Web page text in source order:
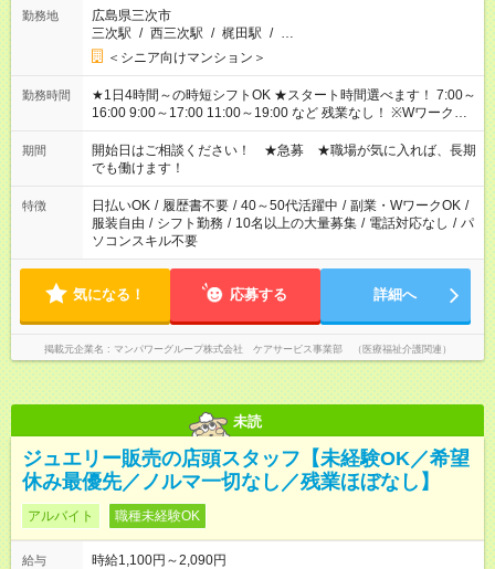
勤務地
広島県三次市
三次駅 / 西三次駅 / 梶田駅 / …
＜シニア向けマンション＞
勤務時間
★1日4時間～の時短シフトOK ★スタート時間選べます！ 7:00～
16:00 9:00～17:00 11:00～19:00 など 残業なし！ ※Wワークの
場合、他のお仕事と合わせ週40時間超の就業はご案内できませ
ん ※法令に基づき、週20時間以上勤務は社会保険への加入対象
となります ※労働者派遣法（日雇い派遣の原則禁止）により、
短時間・短期間の就業はご案内が難しい場合があります
期間
開始日はご相談ください！ ★急募 ★職場が気に入れば、長期
でも働けます！
特徴 日払いOK / 履歴書不要 / 40～50代活躍中 / 副業・WワークOK /
服装自由 / シフト勤務 / 10名以上の大量募集 / 電話対応なし / パ
ソコンスキル不要
気になる！ 応募する 詳細へ
掲載元企業名 マンパワーグループ株式会社 ケアサービス事業部 （医療福祉介護関連）
未読
ジュエリー販売の店頭スタッフ【未経験OK／希望
休み最優先／ノルマ一切なし／残業ほぼなし】
アルバイト 職種未経験OK
給与
時給1,100円～2,090円